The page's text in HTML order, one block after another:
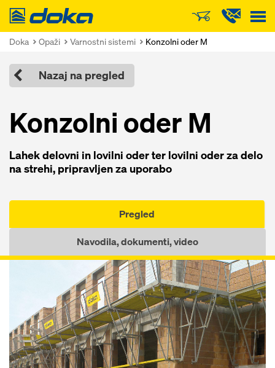
Doka
Doka Opaži Varnostni sistemi Konzolni oder M
Nazaj na pregled
Konzolni oder M
Lahek delovni in lovilni oder ter lovilni oder za delo
na strehi, pripravljen za uporabo
Pregled
Navodila, dokumenti, video